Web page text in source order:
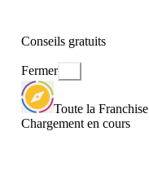
Conseils gratuits
Fermer
Toute la Franchise
Chargement en cours